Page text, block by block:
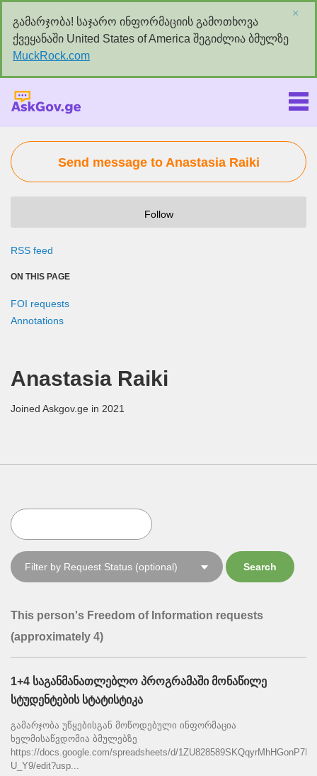
გამარჯობა! საჯარო ინფორმაციის გამოთხოვა
ქვეყანაში United States of America შეგიძლია ბმულზე
MuckRock.com
×
Send message to Anastasia Raiki
Follow
RSS feed
ON THIS PAGE
FOI requests
Annotations
Anastasia Raiki
Joined Askgov.ge in 2021
This person's Freedom of Information requests
(approximately 4)
1+4 საგანმანათლებლო პროგრამაში მონაწილე
სტუდენტების სტატისტიკა
გამარჯობა უწყებისგან მოწოდებული ინფორმაცია
ხელმისაწვდომია ბმულებზე
https://docs.google.com/spreadsheets/d/
U_Y9/edit?usp...